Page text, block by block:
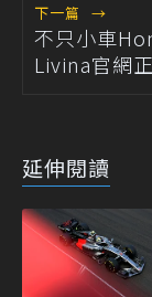
下一篇 →
不只小車
Livina官網
延伸閱讀